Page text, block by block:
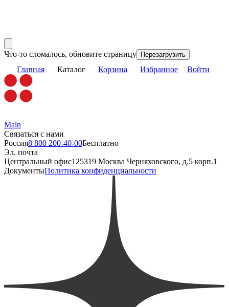
Что-то сломалось, обновите страницу Перезагрузить
Главная Каталог Корзина Избранное Войти
Main
Связаться с нами
Россия8 800 200-40-00Бесплатно
Эл. почта
Центральный офис125319 Москва Черняховского, д.5 корп.1
ДокументыПолитика конфиденциальности